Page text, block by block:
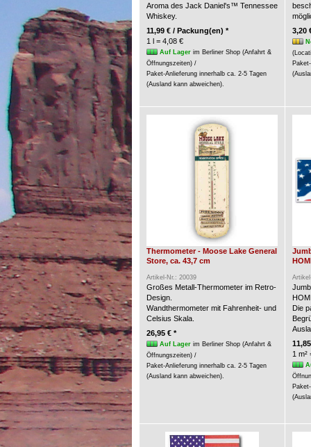
Aroma des Jack Daniel's™ Tennessee
Whiskey.
11,99 € / Packung(en) *
1 l = 4,08 €
Auf Lagerim Berliner Shop (Anfahrt &
Öffnungszeiten) /
Paket-Anlieferung innerhalb ca. 2-5 Tagen
(Ausland kann abweichen).
3,20
Thermometer - Moose Lake General
Store, ca. 43,7 cm
Artikel-Nr.: 20039
Großes Metall-Thermometer im Retro-
Design.
Wandthermometer mit Fahrenheit- und
Celsius Skala.
26,95 € *
Auf Lagerim Berliner Shop (Anfahrt &
Öffnungszeiten) /
Paket-Anlieferung innerhalb ca. 2-5 Tagen
(Ausland kann abweichen).
Die
1 m²